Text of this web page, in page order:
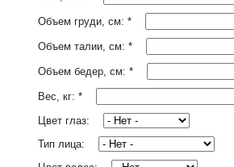
Объем груди, см: *
Объем талии, см: *
Объем бедер, см: *
Вес, кг: *
Цвет глаз:
Тип лица: